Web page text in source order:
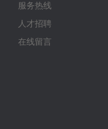
服务热线
人才招聘
在线留言